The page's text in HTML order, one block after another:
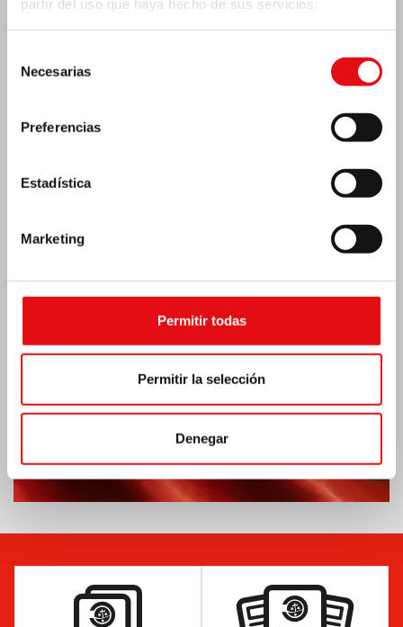
partir del uso que haya hecho de sus servicios.
Necesarias
Preferencias
Estadística
Marketing
Permitir todas
Permitir la selección
Denegar
Emergencia por terremoto Venezuela